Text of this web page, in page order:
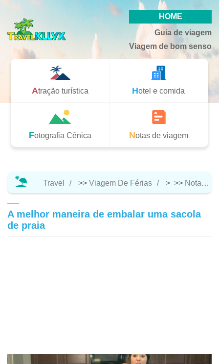
HOME
Guia de viagem
Viagem de bom senso
Atração turística Hotel e comida
Fotografia Cênica Notas de viagem
Travel >> Viagem De Férias > >> Notas De Viagem
A melhor maneira de embalar uma sacola
de praia